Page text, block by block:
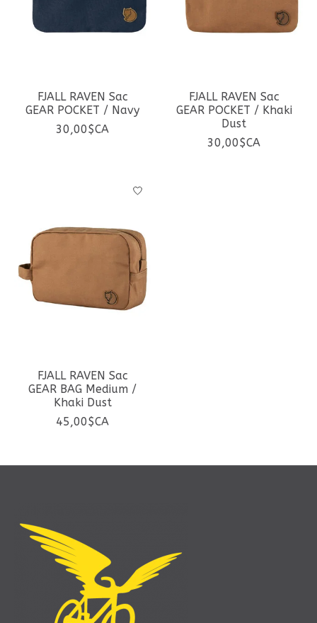
FJALL RAVEN Sac
GEAR POCKET / Navy
30,00$CA
FJALL RAVEN Sac
GEAR POCKET / Khaki
Dust
30,00$CA
FJALL RAVEN Sac
GEAR BAG Medium /
Khaki Dust
45,00$CA